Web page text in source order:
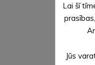
Lai šī
Jūs